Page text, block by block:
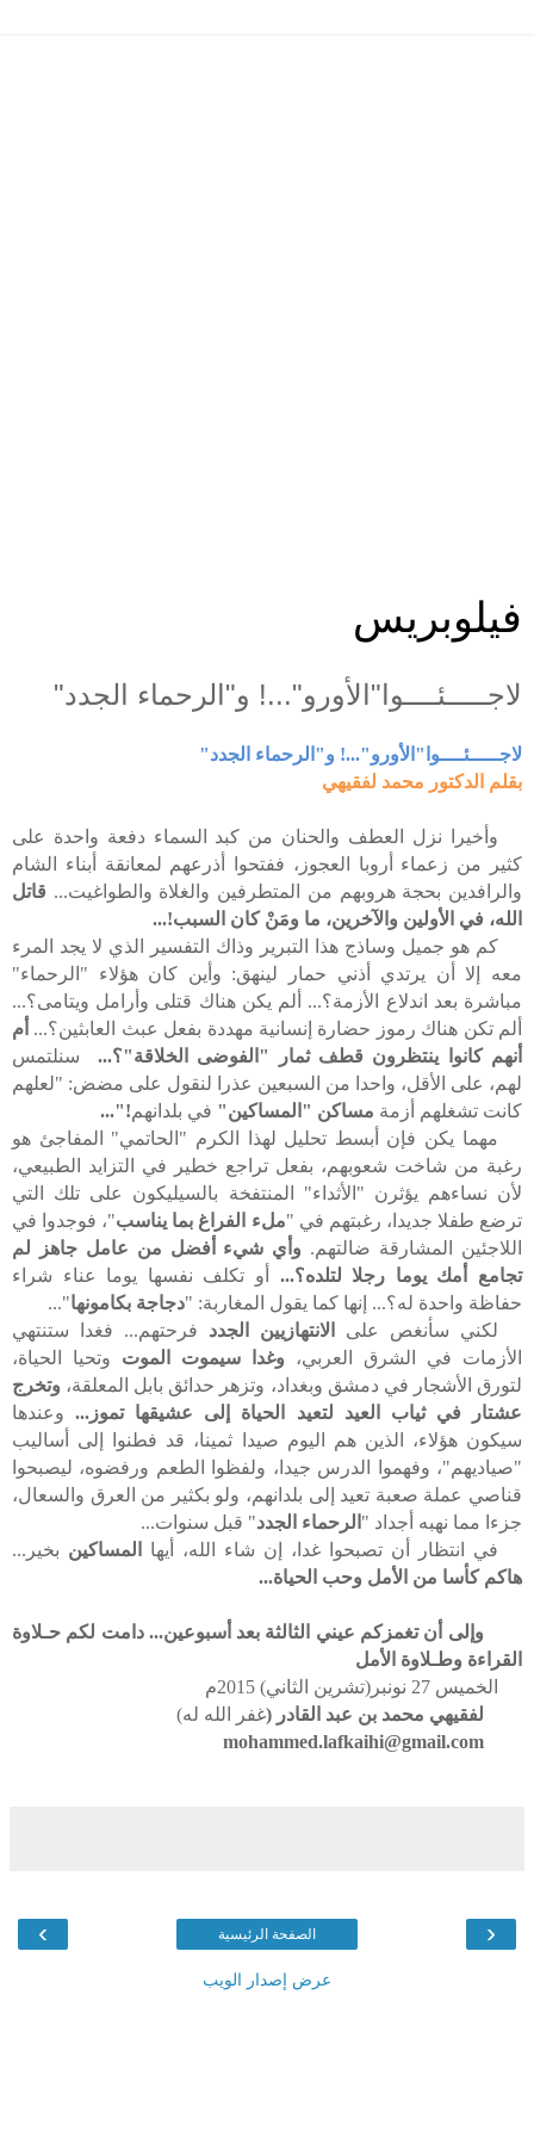
فيلوبريس
لاجـــــئــــوا"الأورو"...! و"الرحماء الجدد"
لاجـــــئــــوا"الأورو"...! و"الرحماء الجدد"
بقلم الدكتور محمد لفقيهي
وأخيرا نزل العطف والحنان من كبد السماء دفعة واحدة على
كثير من زعماء أروبا العجوز، ففتحوا أذرعهم لمعانقة أبناء الشام
والرافدين بحجة هروبهم من المتطرفين والغلاة والطواغيت... قاتل
الله، في الأولين والآخرين، ما ومَنْ كان السبب!...
كم هو جميل وساذج هذا التبرير وذاك التفسير الذي لا يجد المرء
معه إلا أن يرتدي أذني حمار لينهق: وأين كان هؤلاء "الرحماء"
مباشرة بعد اندلاع الأزمة؟... ألم يكن هناك قتلى وأرامل ويتامى؟...
ألم تكن هناك رموز حضارة إنسانية مهددة بفعل عبث العابثين؟... أم
أنهم كانوا ينتظرون قطف ثمار "الفوضى الخلاقة"؟... سنلتمس
لهم، على الأقل، واحدا من السبعين عذرا لنقول على مضض: "لعلهم
كانت تشغلهم أزمة مساكن "المساكين" في بلدانهم!"...
مهما يكن فإن أبسط تحليل لهذا الكرم "الحاتمي" المفاجئ هو
رغبة من شاخت شعوبهم، بفعل تراجع خطير في التزايد الطبيعي،
لأن نساءهم يؤثرن "الأثداء" المنتفخة بالسيليكون على تلك التي
ترضع طفلا جديدا، رغبتهم في "ملء الفراغ بما يناسب"، فوجدوا في
اللاجئين المشارقة ضالتهم. وأي شيء أفضل من عامل جاهز لم
تجامع أمك يوما رجلا لتلده؟... أو تكلف نفسها يوما عناء شراء
حفاظة واحدة له؟... إنها كما يقول المغاربة: "دجاجة بكامونها"...
لكني سأنغص على
الانتهازيين الجدد فرحتهم... فغدا ستنتهي
الأزمات في الشرق العربي، وغدا سيموت الموت وتحيا الحياة،
لتورق الأشجار في دمشق وبغداد، وتزهر حدائق بابل المعلقة، وتخرج
عشتار في ثياب العيد لتعيد الحياة إلى عشيقها تموز...وعندها
سيكون هؤلاء، الذين هم اليوم صيدا ثمينا، قد فطنوا إلى أساليب
"صياديهم"، وفهموا الدرس جيدا، ولفظوا الطعم ورفضوه، ليصبحوا
قناصي عملة صعبة تعيد إلى بلدانهم، ولو بكثير من العرق والسعال،
جزءا مما نهبه أجداد " الرحماء الجدد" قبل سنوات...
في انتظار أن تصبحوا غدا، إن شاء الله، أيها
المساكين بخير...
هاكم كأسا من الأمل وحب الحياة...
وإلى أن تغمزكم عيني الثالثة بعد أسبوعين... دامت لكم حـلاوة
القراءة وطـلاوة الأمل
الخميس 27 نونبر(تشرين الثاني) 2015م
لفقيهي محمد بن عبد القادر (غفر الله له)
mohammed.lafkaihi@gmail.com
‹
› الصفحة الرئيسية
عرض إصدار الويب